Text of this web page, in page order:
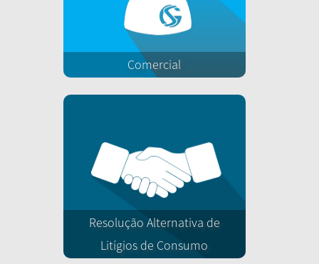
Comercial
Resolução Alternativa de
Litígios de Consumo